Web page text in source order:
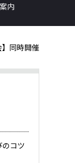
内
】同時開催
コツ